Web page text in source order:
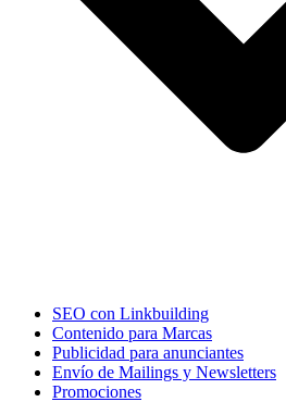
SEO con Linkbuilding
Contenido para Marcas
Publicidad para anunciantes
Envío de Mailings y Newsletters
Promociones